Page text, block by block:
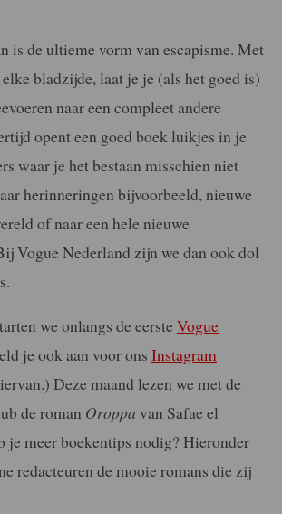
is de ultieme vorm van escapisme. Met
bladzijde, laat je je (als het goed is)
naar een compleet andere
opent een goed boek luikjes in je
waar je het bestaan misschien niet
herinneringen bijvoorbeeld, nieuwe
of naar een hele nieuwe
Vogue Nederland zijn we dan ook dol
we onlangs de eerste Vogue
je ook aan voor ons Instagram
Deze maand lezen we met de
de roman Oroppa van Safae el
je meer boekentips nodig? Hieronder
redacteuren de mooie romans die zij